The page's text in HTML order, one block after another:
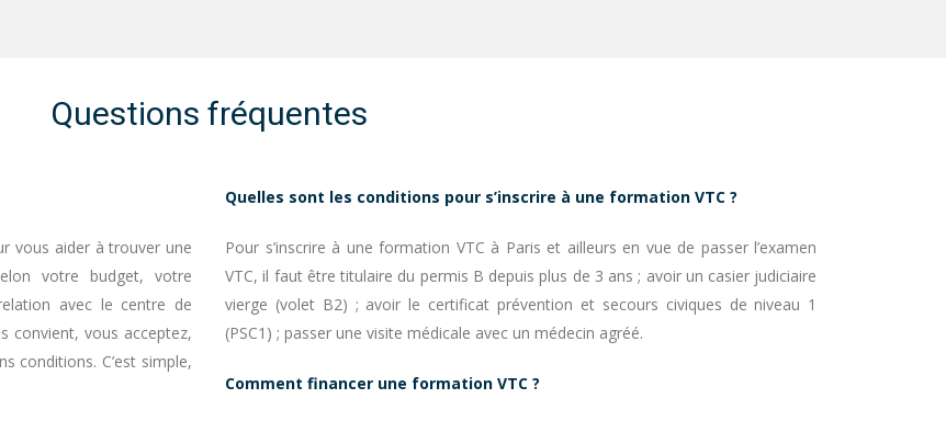
Questions fréquentes
vous aider à trouver une
votre budget, votre
avec le centre de
convient, vous acceptez,
conditions. C’est simple,
Quelles sont les conditions pour s’inscrire à une formation VTC ?
Pour s’inscrire à une formation VTC à Paris et ailleurs en vue de passer l’examen
VTC, il faut être titulaire du permis B depuis plus de 3 ans ; avoir un casier judiciaire
vierge (volet B2) ; avoir le certificat prévention et secours civiques de niveau 1
(PSC1) ; passer une visite médicale avec un médecin agréé.
Comment financer une formation VTC ?